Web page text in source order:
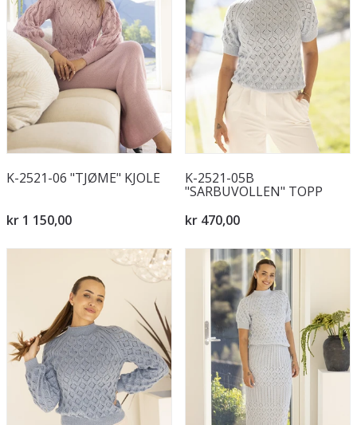
K-2521-06 "TJØME" KJOLE
kr 1 150,00
K-2521-05B
"SARBUVOLLEN" TOPP
kr 470,00